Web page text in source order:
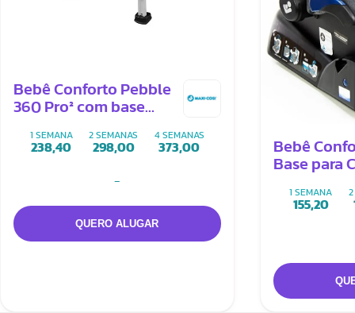
Bebê Conforto Pebble
360 Pro² com base
1 SEMANA
238,40
2 SEMANAS
298,00
4 SEMANAS
373,00
-
Bebê
Base para
1 SEMANA
155,20
2